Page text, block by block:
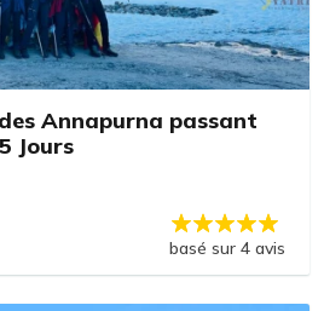
Annapurna passant
Jours
basé sur 4 avis